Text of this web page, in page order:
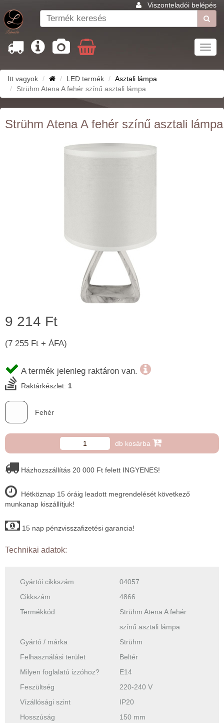
Viszonteladói belépés
Itt vagyok LED termék
Asztali lámpa
Strühm Atena A fehér színű asztali lámpa
Strühm Atena A fehér színű asztali lámpa
9 214 Ft
(7 255 Ft + ÁFA)
A termék jelenleg raktáron van.
Raktárkészlet: 1
Fehér
db kosárba
Házhozszállítás 20 000 Ft felett INGYENES!
Hétköznap 15 óráig leadott megrendelését következő
munkanap kiszállítjuk!
15 nap pénzvisszafizetési garancia!
Technikai adatok:
Gyártói cikkszám
04057
Cikkszám
4866
Termékkód
Strühm Atena A fehér
színű asztali lámpa
Gyártó / márka
Strühm
Felhasználási terület
Beltér
Milyen foglalatú izzóhoz?
E14
Feszültség
220-240 V
Vízállósági szint
IP20
Hosszúság
150 mm